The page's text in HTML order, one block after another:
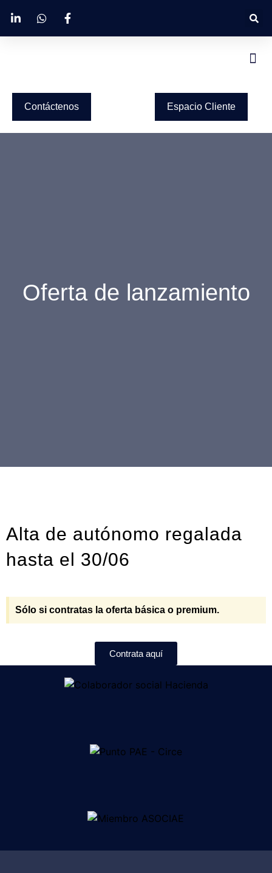
Contáctenos Espacio Cliente
Oferta de lanzamiento
Alta de autónomo regalada
hasta el 30/06
Sólo si contratas la oferta básica o premium.
Contrata aquí